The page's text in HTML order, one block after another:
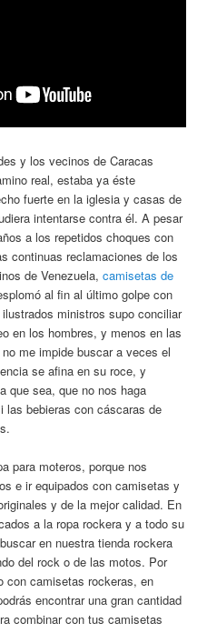
y los vecinos de Caracas
real, estaba ya éste
fuerte en la iglesia y casas de
intentarse contra él. A pesar
a los repetidos choques con
continuas reclamaciones de los
de Venezuela,camisetas de
al fin al último golpe con
ministros supo conciliar
en los hombres, y menos en las
me impide buscar a veces el
se afina en su roce, y
que sea, que no nos haga
las bebieras con cáscaras de
para moteros, porque nos
e ir equipados con camisetas y
y de la mejor calidad. En
a la ropa rockera y a todo su
en nuestra tienda rockera
del rock o de las motos. Por
con camisetas rockeras, en
encontrar una gran cantidad
combinar con tus camisetas